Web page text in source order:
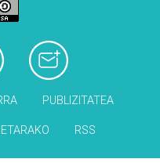
PUBLIZITATEA
RSS